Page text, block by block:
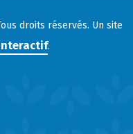
droits réservés. Un site
.